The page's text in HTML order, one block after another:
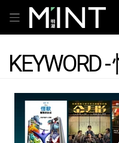
KEYWORD